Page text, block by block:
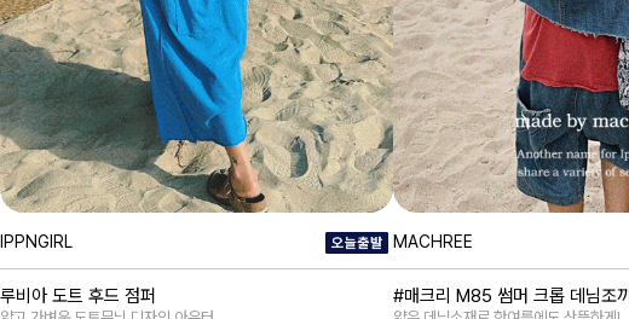
IPPNGIRL
루비아 도트 후드 점퍼
MACHREE
#매크리 M85 썸머 크롭 데님조끼